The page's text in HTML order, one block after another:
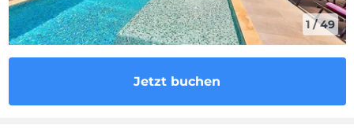
1 /49
Jetzt buchen